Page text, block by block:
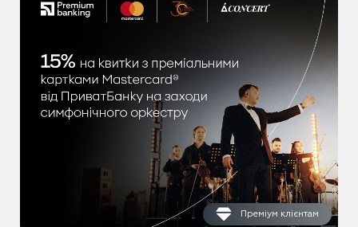
Преміум клієнтам